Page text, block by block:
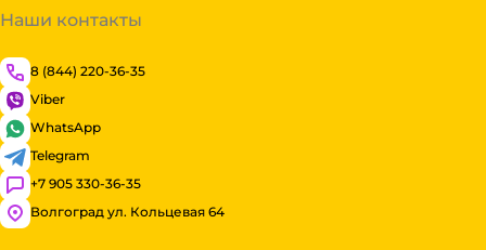
Наши контакты
8 (844) 220-36-35
Viber
WhatsApp
Telegram
+7 905 330-36-35
Волгоград ул. Кольцевая 64